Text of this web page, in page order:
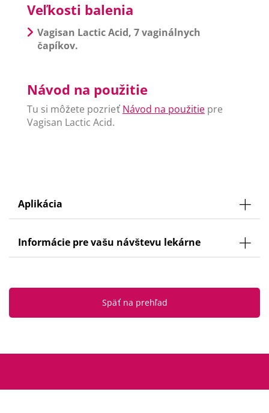
Veľkosti balenia
Vagisan Lactic Acid, 7 vaginálnych
čapíkov.
Návod na použitie
Tu si môžete pozrieť Návod na použitie pre
Vagisan Lactic Acid.
Aplikácia
Informácie pre vašu návštevu lekárne
Späť na prehľad